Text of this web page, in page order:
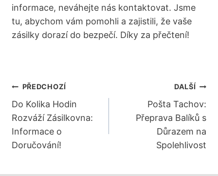
informace, neváhejte nás kontaktovat. Jsme
tu, abychom vám pomohli a zajistili, že vaše
zásilky dorazí do bezpečí. Díky za přečtení!
Navigace
Pro
Příspěvek
PŘEDCHOZÍ
Do Kolika Hodin
Rozváží Zásilkovna:
Informace o
Doručování!
DALŠÍ
Pošta Tachov:
Přeprava Balíků s
Důrazem na
Spolehlivost